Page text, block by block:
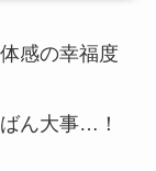
感の幸福度
ん大事…！